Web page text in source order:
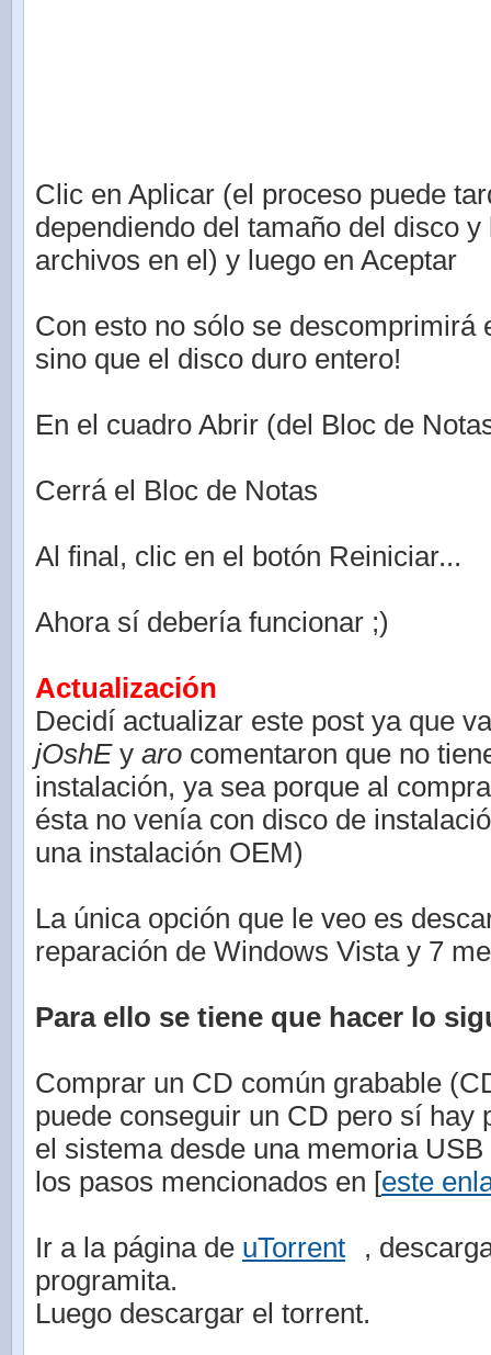
Clic en Aplicar (el proceso puede
dependiendo del tamaño del disco y
archivos en el) y luego en Aceptar
Con esto no sólo se descomprimirá
sino que el disco duro entero!
En el cuadro Abrir (del Bloc de
Cerrá el Bloc de Notas
Al final, clic en el botón Reiniciar...
Ahora sí debería funcionar ;)
Actualización
Decidí actualizar este post ya que
jOshEy aro comentaron que no
instalación, ya sea porque al
ésta no venía con disco de
una instalación OEM)
La única opción que le veo es
reparación de Windows Vista y 7
Para ello se tiene que hacer lo
Comprar un CD común grabable
puede conseguir un CD pero sí hay
el sistema desde una memoria
los pasos mencionados en [este
Ir a la página de uTorrent
,
programita.
Luego descargar el torrent.